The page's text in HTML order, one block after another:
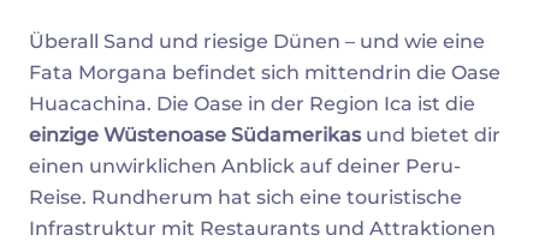
Überall Sand und riesige Dünen – und wie eine
Fata Morgana befindet sich mittendrin die Oase
Huacachina. Die Oase in der Region Ica ist die
einzige Wüstenoase Südamerikasund bietet dir
einen unwirklichen Anblick auf deiner Peru-
Reise. Rundherum hat sich eine touristische
Infrastruktur mit Restaurants und Attraktionen